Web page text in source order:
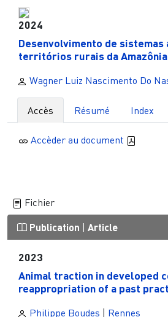
2024
Desenvolvimento de
territórios rurais da
Wagner Luiz Nascimento Do
Accès Résumé Index
Accèder au document
Fichier
Publication Article
2023
Animal traction in developed
reappropriation of a past
Philippe Boudes | Rennes